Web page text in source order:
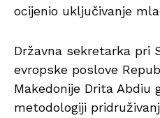
ocijenio uključivanje
Državna sekretarka pri
evropske poslove
Makedonije Drita Abdiu
metodologiji